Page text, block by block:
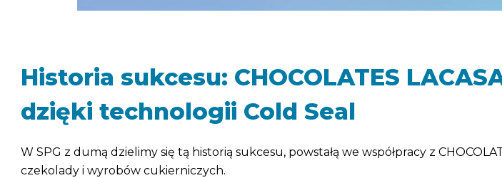
Historia sukcesu: CHOCOLATES
dzięki technologii Cold Seal
W SPG z dumą dzielimy się tą historią sukcesu, powstałą we współpracy z
czekolady i wyrobów cukierniczych.